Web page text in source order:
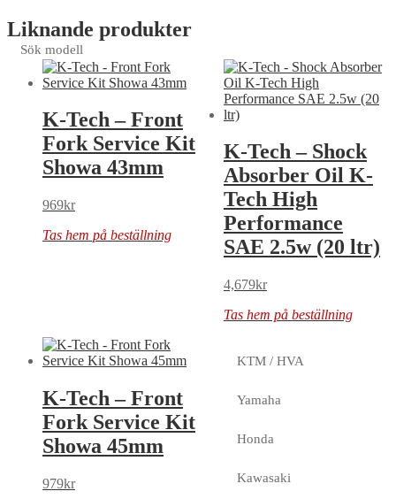
Liknande produkter
K-Tech – Front
Fork Service Kit
Showa 43mm
969kr
Tas hem på beställning
K-Tech – Shock
Absorber Oil K-
Tech High
Performance
SAE 2.5w (20 ltr)
4,679kr
Tas hem på beställning
K-Tech – Front
Fork Service Kit
Showa 45mm
979kr
Sök modell
KTM / HVA
Yamaha
Honda
Kawasaki